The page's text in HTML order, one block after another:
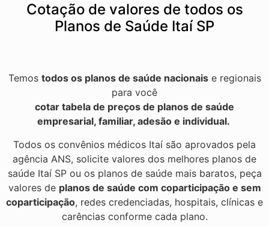
Cotação de valores de todos os
Planos de Saúde Itaí SP
Temos todos os planos de saúde nacionaise regionais
para você
cotar tabela de preços de planos de saúde
empresarial, familiar, adesão e individual.
Todos os convênios médicos Itaí são aprovados pela
agência ANS, solicite valores dos melhores planos de
saúde Itaí SP ou os planos de saúde mais baratos, peça
valores de planos de saúde com coparticipação e sem
coparticipação, redes credenciadas, hospitais, clínicas e
carências conforme cada plano.